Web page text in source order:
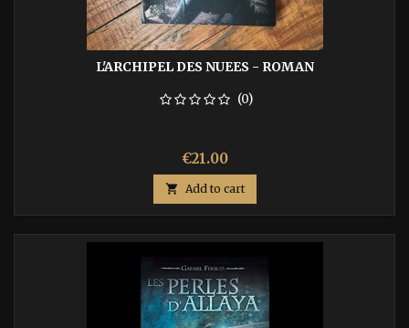
L'ARCHIPEL DES NUEES - ROMAN
(0)
Price
€21.00
 Add to cart